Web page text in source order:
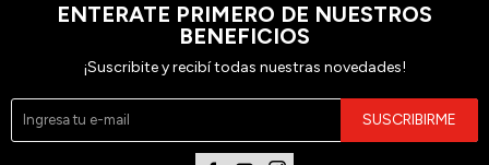
ENTERATE PRIMERO DE NUESTROS
BENEFICIOS
¡Suscribite y recibí todas nuestras novedades!
SUSCRIBIRME